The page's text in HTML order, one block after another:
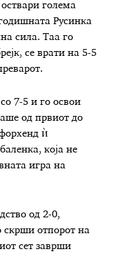
голема
Русинка
сила. Таа го
се врати на 5-5
7-5 и го освои
од првиот до
ѝ
која не
игра на
од 2-0,
скрши отпорот на
сет заврши